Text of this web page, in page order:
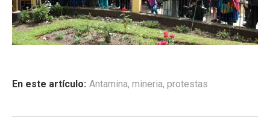
En este artículo: Antamina, mineria, protestas